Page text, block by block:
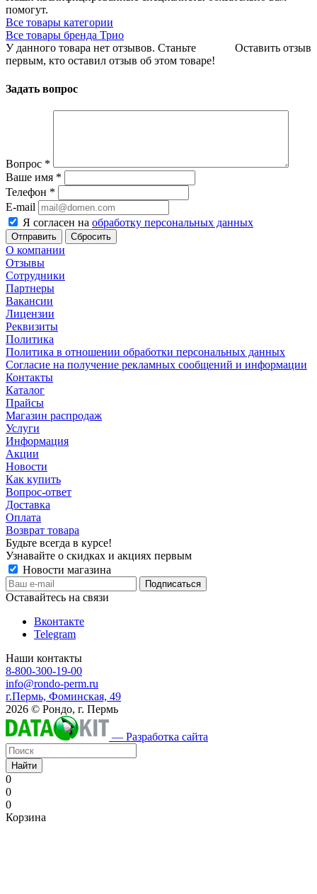
помогут.
Все товары категории
Все товары бренда Трио
Оставить отзыв
У данного товара нет отзывов. Станьте
первым, кто оставил отзыв об этом товаре!
Задать вопрос
Вопрос *
Ваше имя *
Телефон *
E-mail
Я согласен на обработку персональных данных
Сбросить
О компании
Отзывы
Сотрудники
Партнеры
Вакансии
Лицензии
Реквизиты
Политика
Политика в отношении обработки персональных данных
Согласие на получение рекламных сообщений и информации
Контакты
Каталог
Прайсы
Магазин распродаж
Услуги
Информация
Акции
Новости
Как купить
Вопрос-ответ
Доставка
Оплата
Возврат товара
Будьте всегда в курсе!
Узнавайте о скидках и акциях первым
Новости магазина
Оставайтесь на связи
Вконтакте
Telegram
Наши контакты
8-800-300-19-00
info@rondo-perm.ru
г.Пермь, Фоминская, 49
2026 © Рондо, г. Пермь
— Разработка сайта
Найти
0
0
0
Корзина